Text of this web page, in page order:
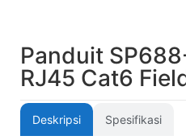
Panduit
RJ45 Cat6
Deskripsi Spesifikasi